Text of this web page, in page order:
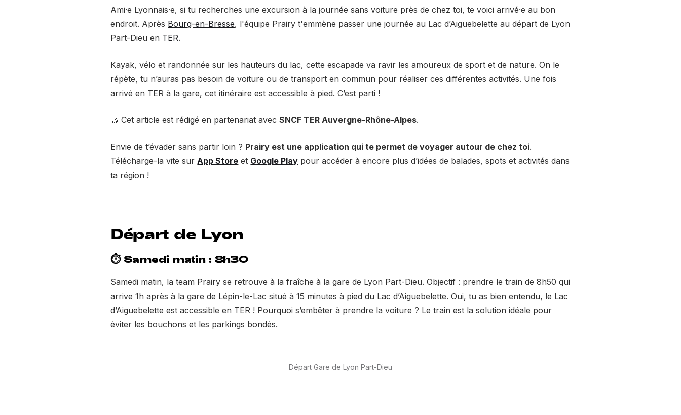
Ami⸱e Lyonnais⸱e, si tu recherches une excursion à la journée sans voiture près de chez toi, te voici arrivé⸱e au bon
endroit. Après Bourg-en-Bresse, l'équipe Prairy t'emmène passer une journée au Lac d’Aiguebelette au départ de Lyon
Part-Dieu en TER.
Kayak, vélo et randonnée sur les hauteurs du lac, cette escapade va ravir les amoureux de sport et de nature. On le
répète, tu n’auras pas besoin de voiture ou de transport en commun pour réaliser ces différentes activités. Une fois
arrivé en TER à la gare, cet itinéraire est accessible à pied. C’est parti !
🤝 Cet article est rédigé en partenariat avecSNCF TER Auvergne-Rhône-Alpes.
Envie de t’évader sans partir loin ? Prairy est une application qui te permet de voyager autour de chez toi.
Télécharge-la vite surApp Store et Google Play pour accéder à encore plus d’idées de balades, spots et activités dans
ta région !
Départ de Lyon
⏱ Samedi matin : 8h30
Samedi matin, la team Prairy se retrouve à la fraîche à la gare de Lyon Part-Dieu. Objectif : prendre le train de 8h50 qui
arrive 1h après à la gare de Lépin-le-Lac situé à 15 minutes à pied du Lac d’Aiguebelette. Oui, tu as bien entendu, le Lac
d’Aiguebelette est accessible en TER ! Pourquoi s’embêter à prendre la voiture ? Le train est la solution idéale pour
éviter les bouchons et les parkings bondés.
Départ Gare de Lyon Part-Dieu